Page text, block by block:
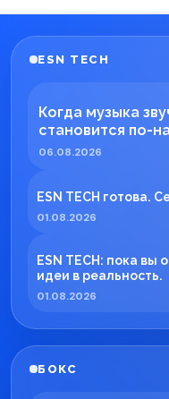
ESN TECH
Когда музыка
становится по-
06.08.2026
ESN TECH готова.
01.08.2026
ESN TECH: пока
идеи в реальность.
01.08.2026
БОКС